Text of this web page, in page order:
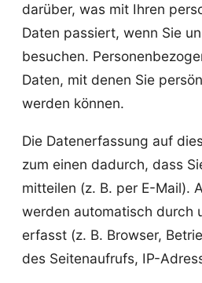
darüber, was mit Ihren
Daten passiert, wenn Sie
besuchen.
Daten, mit denen Sie
werden können.
Die Datenerfassung auf
zum einen dadurch, dass
mitteilen (z. B. per E-Mail).
werden automatisch durch
erfasst (z. B. Browser,
des Seitenaufrufs, IP-